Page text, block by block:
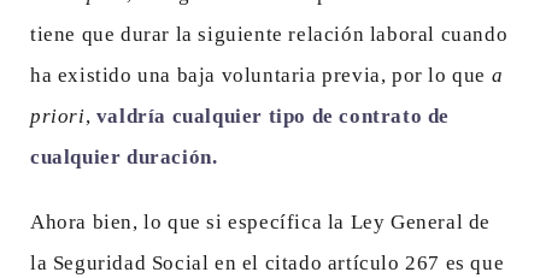
tiene que durar la siguiente relación laboral cuando
ha existido una baja voluntaria previa, por lo que a
priori, valdría cualquier tipo de contrato de
cualquier duración.
Ahora bien, lo que si específica la Ley General de
la Seguridad Social en el citado artículo 267 es que